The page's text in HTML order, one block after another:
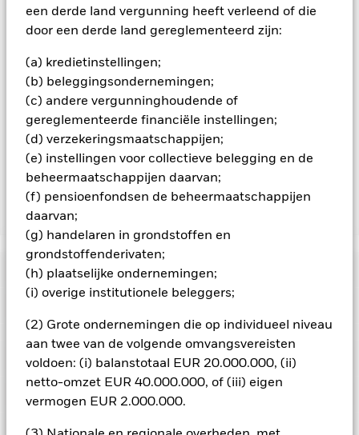
een derde land vergunning heeft verleend of die
door een derde land gereglementeerd zijn:
(a) kredietinstellingen;
(b) beleggingsondernemingen;
(c) andere vergunninghoudende of
gereglementeerde financiële instellingen;
(d) verzekeringsmaatschappijen;
(e) instellingen voor collectieve belegging en de
beheermaatschappijen daarvan;
(f) pensioenfondsen de beheermaatschappijen
daarvan;
(g) handelaren in grondstoffen en
grondstoffenderivaten;
(h) plaatselijke ondernemingen;
(i) overige institutionele beleggers;
(2) Grote ondernemingen die op individueel niveau
aan twee van de volgende omvangsvereisten
voldoen: (i) balanstotaal EUR 20.000.000, (ii)
netto-omzet EUR 40.000.000, of (iii) eigen
vermogen EUR 2.000.000.
aandelenklasse. Daarnaast is een volledige lijst van alle
aandelenklassen met valutahedging op aanvraag
verkrijgbaar bij de beheermaatschappij van het fonds.
In de mate waarin het Fonds effecten uitleent om zijn kosten
te reduceren, ontvangt het Fonds 62,5% van de hiermee
verbonden inkomsten en komen de resterende 37,5% ten
goede aan BlackRock als effectenuitleenagent. Aangezien de
verdeling van opbrengsten uit effectenleningen de
exploitatiekosten van het Fonds niet verhoogt, is deze niet in
de lopende kosten opgenomen.
BGF Asian Multi-Asset Income Fund
Risicometer
Grafiek
Kredietrisico, veranderingen in rentetarieven en/of in de
wanbetalingsquote van emittenten hebben een aanzienlijk
invloed op de prestaties van vastrentende effecten. Potentiële
of werkelijke verlagingen van de kredietrating kunnen het
gevoeliger voor economische en politieke factoren dan
Kerngegevens
Fondsomvang
Portefeuille kenmerken
Posities